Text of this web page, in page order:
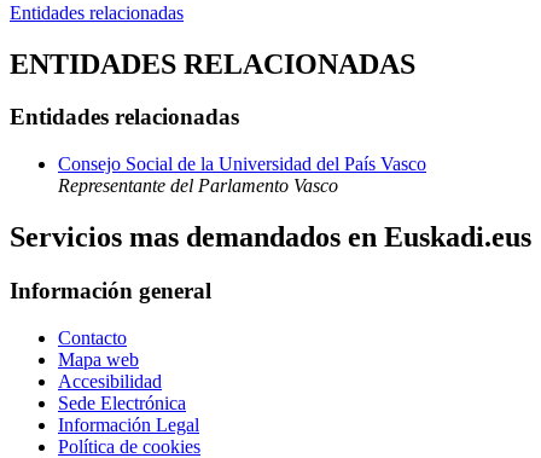
Entidades relacionadas
ENTIDADES RELACIONADAS
Entidades relacionadas
Consejo Social de la Universidad del País Vasco
Representante del Parlamento Vasco
Servicios mas demandados en Euskadi.eus
Información general
Contacto
Mapa web
Accesibilidad
Sede Electrónica
Información Legal
Política de cookies